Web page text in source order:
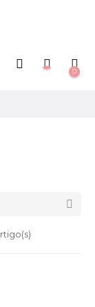
0
